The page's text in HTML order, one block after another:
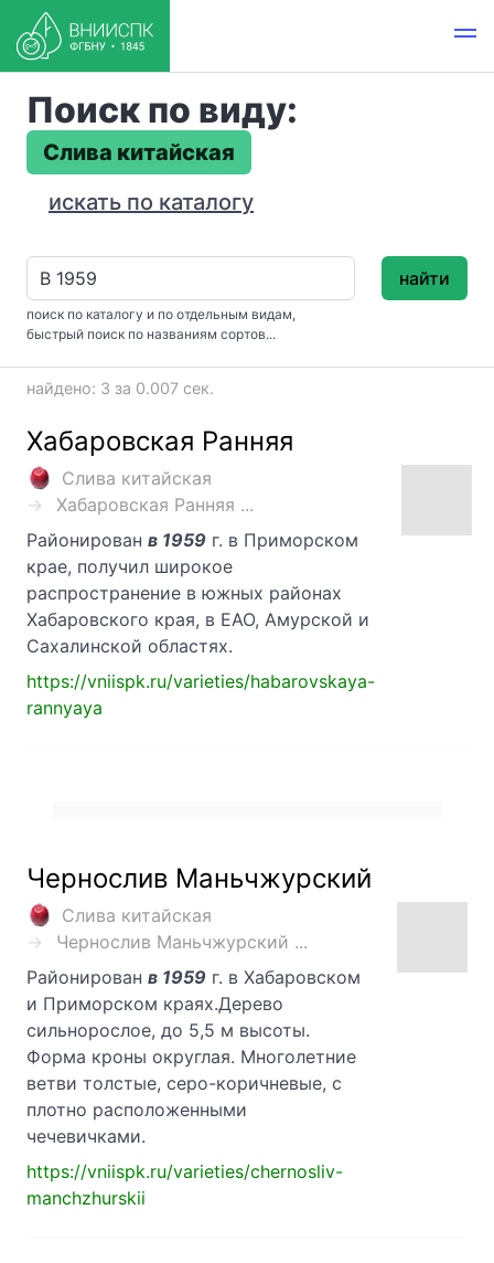
Поиск по виду:
Слива китайская
искать по каталогу
поиск по каталогу и по отдельным видам,
быстрый поиск по названиям сортов...
найти
найдено: 3 за 0.007 сек.
Хабаровская Ранняя
Слива китайская
Хабаровская Ранняя ...
Районирован в 1959 г. в Приморском
крае, получил широкое
распространение в южных районах
Хабаровского края, в ЕАО, Амурской и
Сахалинской областях.
https://vniispk.ru/varieties/habarovskaya-
rannyaya
Чернослив Маньчжурский
Слива китайская
Чернослив Маньчжурский ...
Районирован в 1959 г. в Хабаровском
и Приморском краях.Дерево
сильнорослое, до 5,5 м высоты.
Форма кроны округлая. Многолетние
ветви толстые, серо-коричневые, с
плотно расположенными
чечевичками.
https://vniispk.ru/varieties/chernosliv-
manchzhurskii